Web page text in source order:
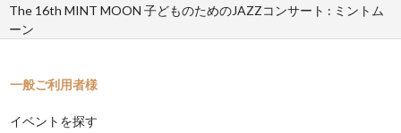
The 16th MINT MOON 子どものためのJAZZコンサート : ミントム
ーン
一般ご利用者様
イベントを探す